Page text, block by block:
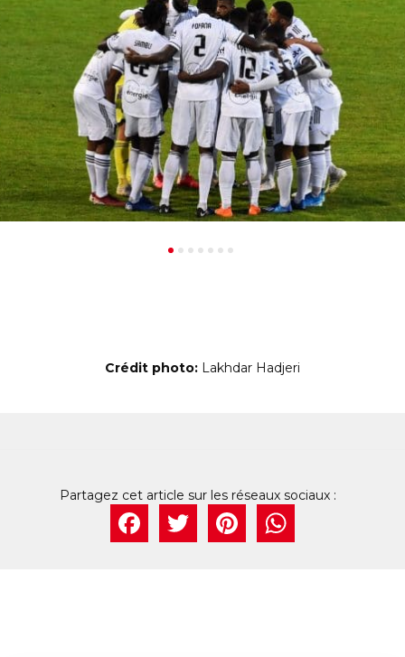
Crédit photo: Lakhdar Hadjeri
Facebook
Twitter